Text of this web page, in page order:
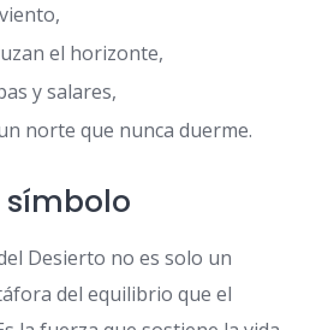
el horizonte,
y salares,
norte que nunca duerme.
Desierto no es solo un
del equilibrio que el